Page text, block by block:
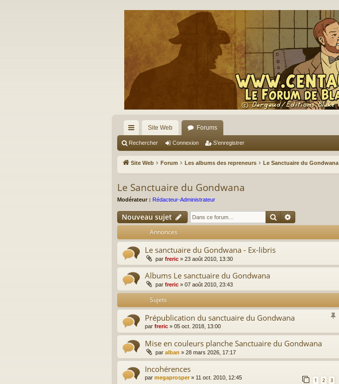
cc
ès
ra
pi
de
Site Web Forums
Rechercher Connexion S’enregistrer
Site Web Forum Les albums des repreneurs Le Sanctuaire du Gondwana
Le Sanctuaire du Gondwana
Modérateur : Rédacteur-Administrateur
Nouveau sujet Rechercher
Annonces
Le sanctuaire du Gondwana - Ex-libris
par freric » 23 août 2010, 13:30
Albums Le sanctuaire du Gondwana
par freric » 07 août 2010, 23:43
Sujets
Prépublication du sanctuaire du Gondwana
par freric » 05 oct. 2018, 13:00
Mise en couleurs planche Sanctuaire du Gondwana
par alban » 28 mars 2026, 17:17
Incohérences
par megaprosper» 11 oct. 2010, 12:45 1 2 3